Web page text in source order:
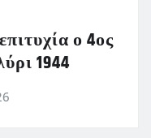
ο 4ος
1944